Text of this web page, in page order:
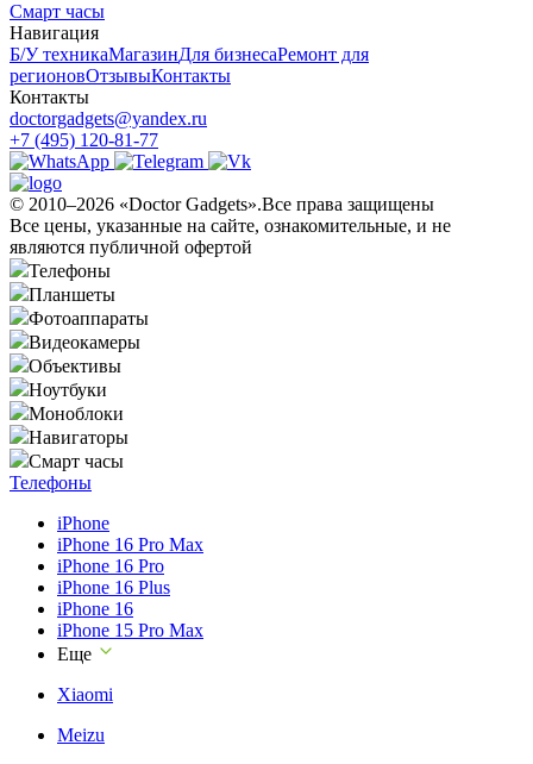
Смарт часы
Навигация
Б/У техникaМагазинДля бизнесаРемонт для
регионовОтзывыКонтакты
Контакты
doctorgadgets@yandex.ru
+7 (495) 120-81-77
© 2010–2026 «Doctor Gadgets».Все права защищены
Все цены, указанные на сайте, ознакомительные, и не
являются публичной офертой
Телефоны
Планшеты
Фотоаппараты
Видеокамеры
Объективы
Ноутбуки
Моноблоки
Навигаторы
Смарт часы
Телефоны
iPhone
iPhone 16 Pro Max
iPhone 16 Pro
iPhone 16 Plus
iPhone 16
iPhone 15 Pro Max
Еще
Xiaomi
Meizu